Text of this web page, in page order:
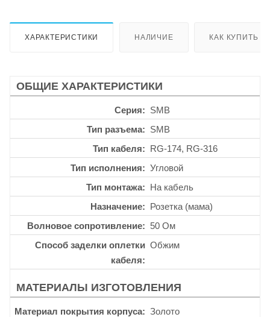
ХАРАКТЕРИСТИКИ НАЛИЧИЕ КАК КУПИТЬ
ОБЩИЕ ХАРАКТЕРИСТИКИ
Серия
SMB
Тип разъема
SMB
Тип кабеля
RG-174, RG-316
Тип исполнения
Угловой
Тип монтажа
На кабель
Назначение
Розетка (мама)
Волновое сопротивление
50 Ом
Способ заделки оплетки
кабеля
Обжим
МАТЕРИАЛЫ ИЗГОТОВЛЕНИЯ
Материал покрытия корпуса
Золото